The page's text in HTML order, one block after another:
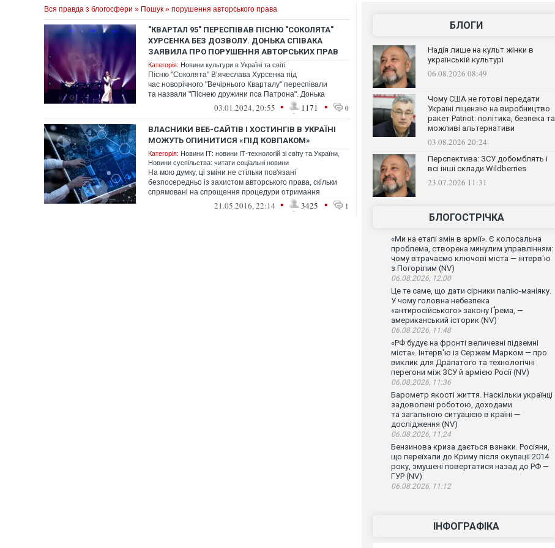
Вся правда з блогосфери » Пошук » порушення авторського права
"КВАРТАЛ 95" ПЕРЕСПІВАВ ПІСНЮ "СОКОЛЯТА"
ХУРСЕНКА БЕЗ ДОЗВОЛУ. ДОНЬКА СПІВАКА
ЗАЯВИЛА ПРО ПОРУШЕННЯ АВТОРСЬКИХ ПРАВ
Категорія: Новини культури в Україні та світі
Пісню "Соколята" В’ячеслава Хурсенка під
час новорічного "Вечірнього Кварталу" переспівали
та назвали "Піснею дружини пса Патрона". Донька
03.01.2024, 20:55 • 1171 • 0
ВЛАСНИКИ ВЕБ-САЙТІВ І ХОСТИНГІВ В УКРАЇНІ
МОЖУТЬ ОПИНИТИСЯ «ПІД КОВПАКОМ»
Категорія: Новини ІТ: новини ІТ-технологій зі світу та України
Новини суспільства: читати соціальні новини
На мою думку, ці зміни не стільки пов'язані
безпосередньо із захистом авторського права, скільки
спрямовані на спрощення процедури отримання
21.05.2016, 22:14 • 3425 • 1
БЛОГИ
Надія лише на культ жінки в
українській культурі
06.08.2026 08:49
Чому США не готові передати
Україні ліцензію на виробництво
ракет Patriot: політика, безпека та
можливі альтернативи
03.08.2026 20:24
Перспектива: ЗСУ добомблять і
всі інші склади Wildberries
23.07.2026 11:31
БЛОГОСТРІЧКА
«Ми на етапі змін в армії». Є колосальна
проблема, створена минулим управлінням:
чому втрачаємо ключові міста — інтерв'ю
з Погорілим (NV)
06.08.2026, 12:00
Це те саме, що дати сірники палію-маніяку.
У чому головна небезпека
«антиросійського» закону Ґрема, —
американський історик (NV)
06.08.2026, 11:48
«РФ будує на фронті величезні підземні
міста». Інтерв'ю із Сержем Марком — про
виклик для Драпатого та технологічні
перегони між ЗСУ й армією Росії (NV)
06.08.2026, 11:36
Барометр якості життя. Наскільки українці
задоволені роботою, доходами
та загальною ситуацією в країні —
дослідження (NV)
06.08.2026, 11:24
Бензинова криза дається взнаки. Росіяни,
що переїхали до Криму після окупації 2014
року, змушені повертатися назад до РФ —
ГУР (NV)
06.08.2026, 11:12
ІНФОГРАФІКА